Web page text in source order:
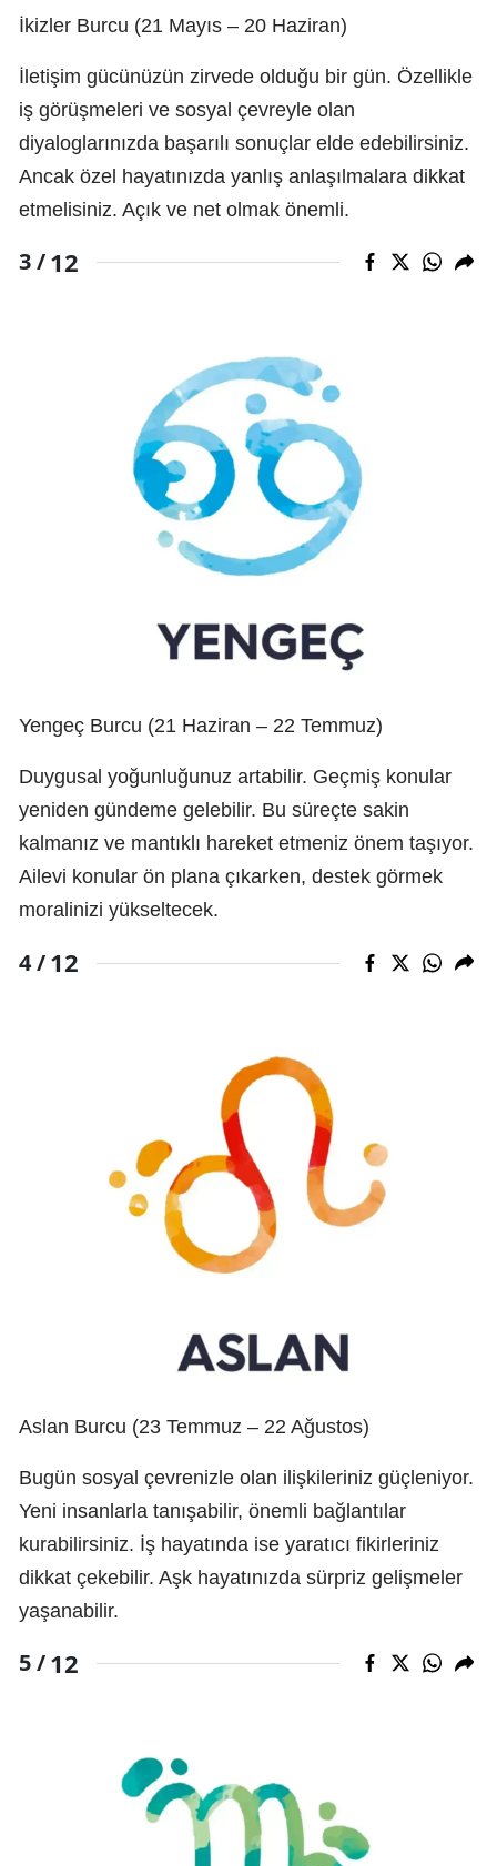
İkizler Burcu (21 Mayıs – 20 Haziran)
İletişim gücünüzün zirvede olduğu bir gün. Özellikle
iş görüşmeleri ve sosyal çevreyle olan
diyaloglarınızda başarılı sonuçlar elde edebilirsiniz.
Ancak özel hayatınızda yanlış anlaşılmalara dikkat
etmelisiniz. Açık ve net olmak önemli.
3 /12
Yengeç Burcu (21 Haziran – 22 Temmuz)
Duygusal yoğunluğunuz artabilir. Geçmiş konular
yeniden gündeme gelebilir. Bu süreçte sakin
kalmanız ve mantıklı hareket etmeniz önem taşıyor.
Ailevi konular ön plana çıkarken, destek görmek
moralinizi yükseltecek.
4 /12
Aslan Burcu (23 Temmuz – 22 Ağustos)
Bugün sosyal çevrenizle olan ilişkileriniz güçleniyor.
Yeni insanlarla tanışabilir, önemli bağlantılar
kurabilirsiniz. İş hayatında ise yaratıcı fikirleriniz
dikkat çekebilir. Aşk hayatınızda sürpriz gelişmeler
yaşanabilir.
5 /12